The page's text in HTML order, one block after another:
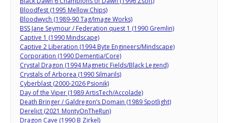
Bloodfest (1995 Mellow Chips)
Bloodwych (1989-90 Tag/Image Works)
BSS Jane Seymour / Federation quest 1 (1990 Gremlin)
Captive 1 (1990 Mindscape)
Captive 2 Liberation (1994 Byte Engineers/Mindscape)
Corporation (1990 Dementia/Core)
Crystal Dragon (1994 Magnetic Fields/Black Legend)
Crystals of Arborea (1990 Silmarils)
Cyberblast (2000-2026 Psionik)
Day of the Viper (1989 ArtisTech/Accolade)
Death Bringer / Galdregon’s Domain (1989 Spotlight)
Derelict (2021 MontyOnTheRun)
Dragon Cave (1990 B Zirkel)